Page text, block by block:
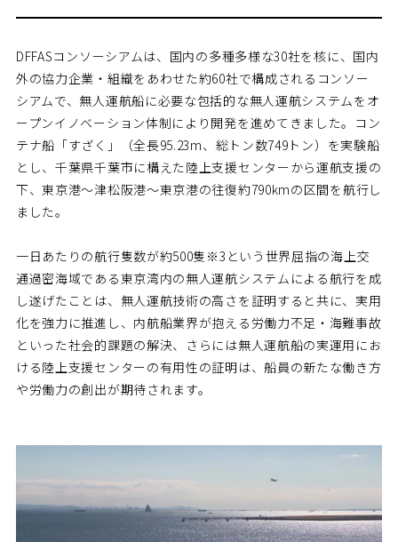
DFFASコンソーシアムは、国内の多種多様な30社を核に、国内
外の協力企業・組織をあわせた約60社で構成されるコンソー
シアムで、無人運航船に必要な包括的な無人運航システムをオ
ープンイノベーション体制により開発を進めてきました。コン
テナ船「すざく」（全長95.23m、総トン数749トン）を実験船
とし、千葉県千葉市に構えた陸上支援センターから運航支援の
下、東京港～津松阪港～東京港の往復約790kmの区間を航行し
ました。
一日あたりの航行隻数が約500隻※3という世界屈指の海上交
通過密海域である東京湾内の無人運航システムによる航行を成
し遂げたことは、無人運航技術の高さを証明すると共に、実用
化を強力に推進し、内航船業界が抱える労働力不足・海難事故
といった社会的課題の解決、さらには無人運航船の実運用にお
ける陸上支援センターの有用性の証明は、船員の新たな働き方
や労働力の創出が期待されます。